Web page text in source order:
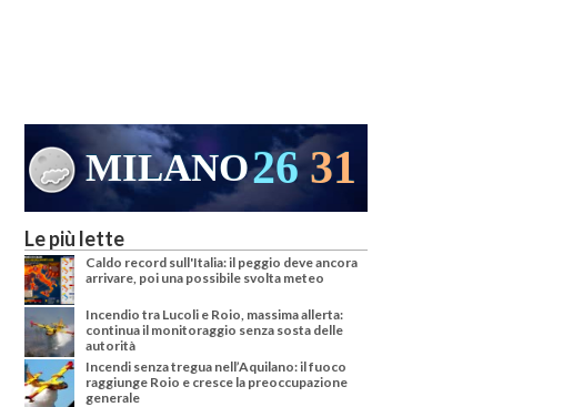
MILANO26 31
Le più lette
Caldo record sull'Italia: il peggio deve ancora
arrivare, poi una possibile svolta meteo
Incendio tra Lucoli e Roio, massima allerta:
continua il monitoraggio senza sosta delle
autorità
Incendi senza tregua nell’Aquilano: il fuoco
raggiunge Roio e cresce la preoccupazione
generale